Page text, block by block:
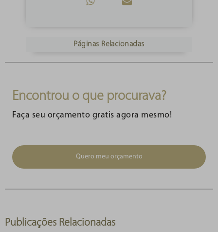
Páginas Relacionadas
Encontrou o que procurava?
Faça seu orçamento gratis agora mesmo!
Quero meu orçamento
Publicações Relacionadas